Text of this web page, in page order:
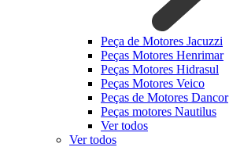
Peça de Motores Jacuzzi
Peças Motores Henrimar
Peças Motores Hidrasul
Peças Motores Veico
Peças de Motores Dancor
Peças motores Nautilus
Ver todos
Ver todos